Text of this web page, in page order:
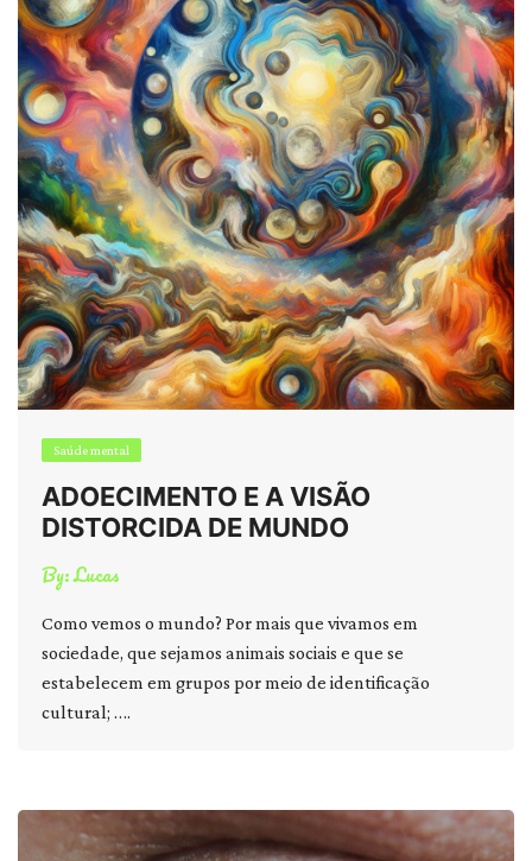
Saúde mental
ADOECIMENTO E A VISÃO
DISTORCIDA DE MUNDO
By:Lucas
Como vemos o mundo? Por mais que vivamos em
sociedade, que sejamos animais sociais e que se
estabelecem em grupos por meio de identificação
cultural; ….